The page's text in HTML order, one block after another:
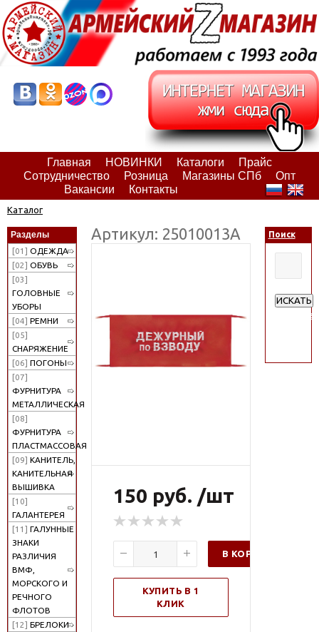
Главная НОВИНКИ Каталоги
Прайс
Сотрудничество
Розница Магазины СПб
Опт
Вакансии
Контакты
Каталог
Разделы
[01] ОДЕЖДА
[02] ОБУВЬ
[03]
ГОЛОВНЫЕ
УБОРЫ
[04] РЕМНИ
[05]
СНАРЯЖЕНИЕ
[06] ПОГОНЫ
[07]
ФУРНИТУРА
МЕТАЛЛИЧЕСКАЯ
[08]
ФУРНИТУРА
ПЛАСТМАССОВАЯ
[09] КАНИТЕЛЬ,
КАНИТЕЛЬНАЯ
ВЫШИВКА
[10]
ГАЛАНТЕРЕЯ
[11] ГАЛУННЫЕ
ЗНАКИ
РАЗЛИЧИЯ
ВМФ,
МОРСКОГО И
РЕЧНОГО
ФЛОТОВ
[12] БРЕЛОКИ
Артикул: 25010013А
150 руб. /шт
В КОРЗИНУ
КУПИТЬ В 1
КЛИК
Поиск
ИСКАТЬ